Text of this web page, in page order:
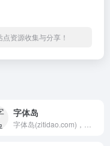
资源收集与分享！
字体岛